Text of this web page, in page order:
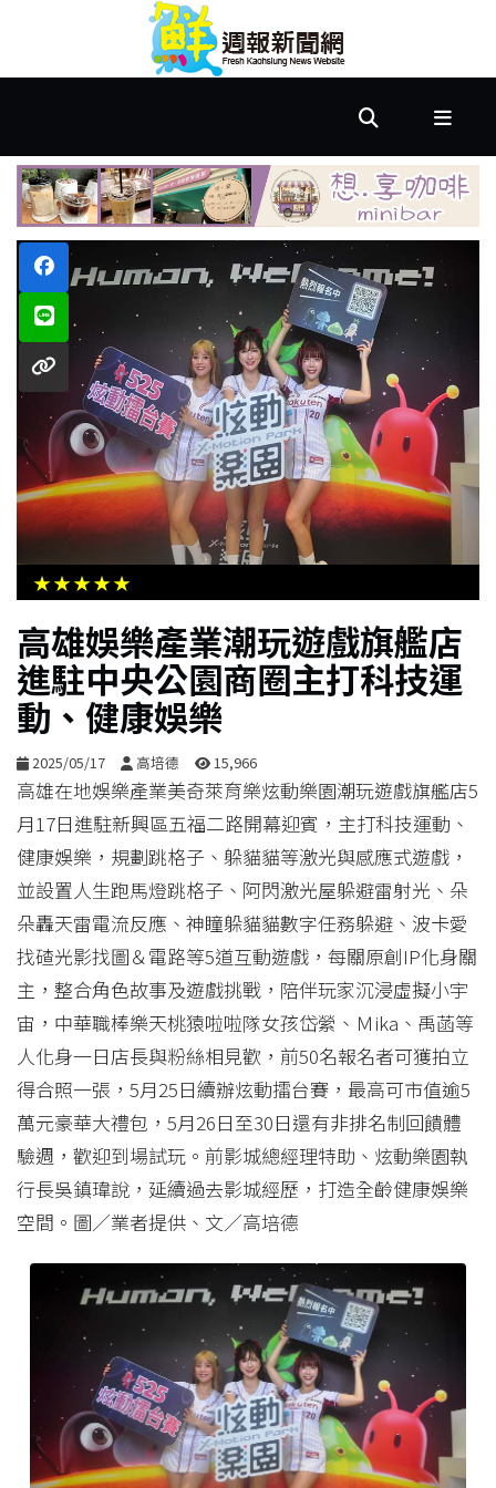
首
市
政
文
教
樂
活
居
家
生
活
合
影
音
購
物
★★★★★
高雄娛樂產業潮玩遊戲旗艦店
進駐中央公園商圈主打科技運
動、健康娛樂
2025/05/17 高培德 15,966
高雄在地娛樂產業美奇萊育樂炫動樂園潮玩遊戲旗艦店5
月17日進駐新興區五福二路開幕迎賓，主打科技運動、
健康娛樂，規劃跳格子、躲貓貓等激光與感應式遊戲，
並設置人生跑馬燈跳格子、阿閃激光屋躲避雷射光、朵
朵轟天雷電流反應、神瞳躲貓貓數字任務躲避、波卡愛
找碴光影找圖＆電路等5道互動遊戲，每關原創IP化身關
主，整合角色故事及遊戲挑戰，陪伴玩家沉浸虛擬小宇
宙，中華職棒樂天桃猿啦啦隊女孩岱縈、Ｍika、禹菡等
人化身一日店長與粉絲相見歡，前50名報名者可獲拍立
得合照一張，5月25日續辦炫動擂台賽，最高可市值逾5
萬元豪華大禮包，5月26日至30日還有非排名制回饋體
驗週，歡迎到場試玩。前影城總經理特助、炫動樂園執
行長吳鎮瑋說，延續過去影城經歷，打造全齡健康娛樂
空間。圖／業者提供、文／高培德